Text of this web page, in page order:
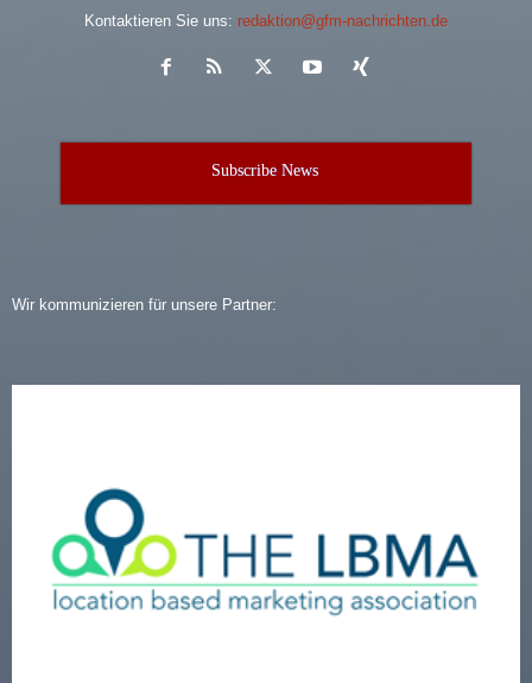
Kontaktieren Sie uns: redaktion@gfm-nachrichten.de
Subscribe News
Wir kommunizieren für unsere Partner: